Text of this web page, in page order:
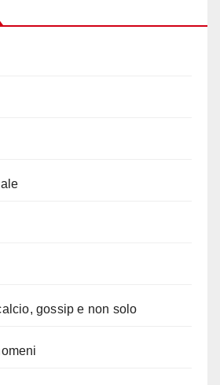
gossip e non solo